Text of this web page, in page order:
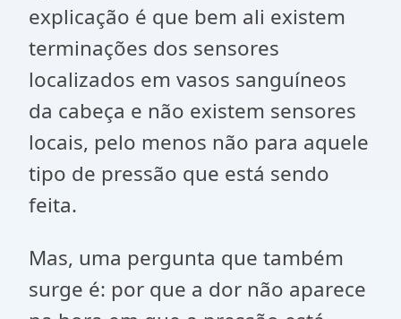
explicação é que bem ali existem
terminações dos sensores
localizados em vasos sanguíneos
da cabeça e não existem sensores
locais, pelo menos não para aquele
tipo de pressão que está sendo
feita.
Mas, uma pergunta que também
surge é: por que a dor não aparece